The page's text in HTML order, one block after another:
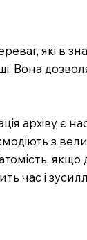
які в
Вона
архіву є
з
час і